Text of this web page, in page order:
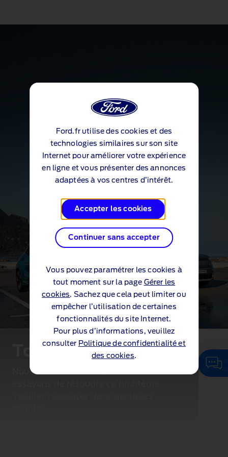
Ford.fr utilise des cookies et des
technologies similaires sur son site
Internet pour améliorer votre expérience
en ligne et vous présenter des annonces
adaptées à vos centres d’intérêt.
Accepter les cookies
Continuer sans accepter
Vous pouvez paramétrer les cookies à
tout moment sur la page Gérer les
cookies. Sachez que cela peut limiter ou
empêcher l’utilisation de certaines
fonctionnalités du site Internet.
Pour plus d’informations, veuillez
consulter Politique de confidentialité et
des cookies.
Toutes nos excuses...
Nous rencontrons un problème. Nous